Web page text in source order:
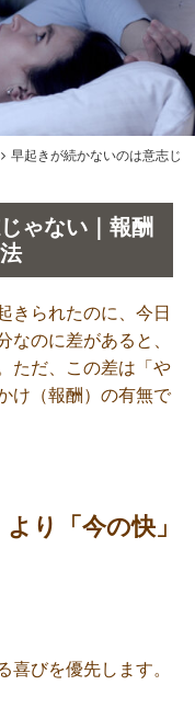
早起きが続かないのは意志じ
ゃない｜報酬
きられたのに、 今日
なのに差があると、
ただ、この差は「や
け（報酬）の有無で
り「今の快」
喜びを優先します。